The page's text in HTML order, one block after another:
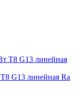
G13 линейная Ra